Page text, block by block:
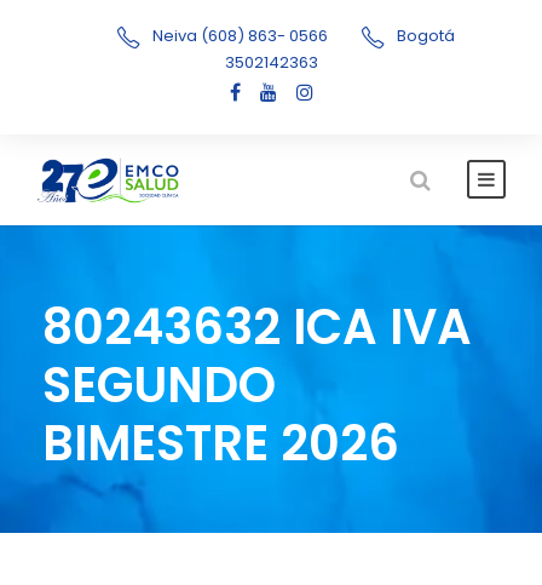
Neiva (608) 863- 0566
Bogotá
3502142363
80243632 ICA IVA
SEGUNDO
BIMESTRE 2026